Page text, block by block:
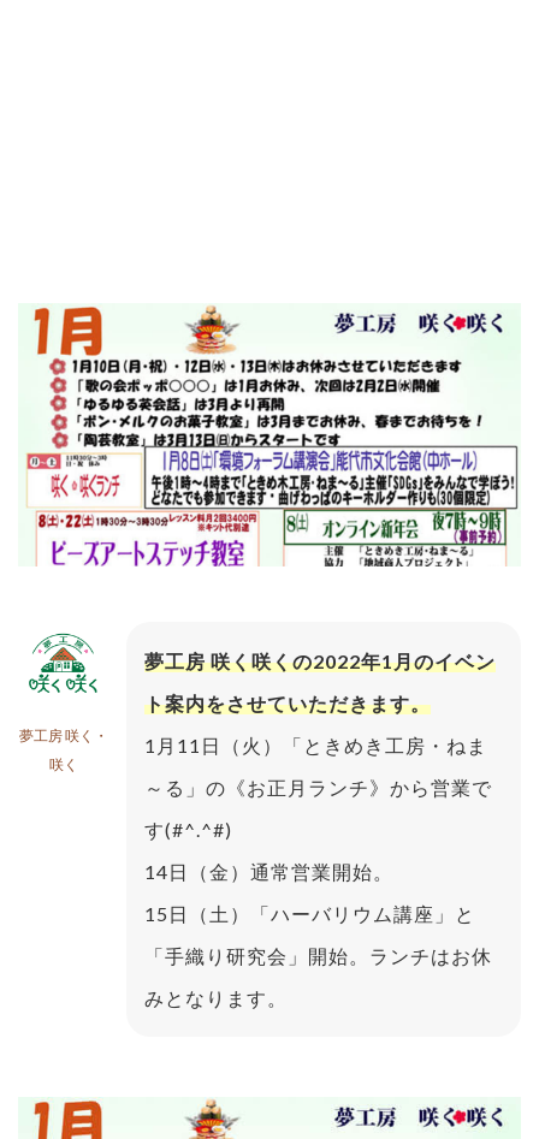
夢工房 咲く・
咲く
夢工房 咲く咲くの2022年1月のイベン
ト案内をさせていただきます。
1月11日（火）「ときめき工房・ねま
～る」の《お正月ランチ》から営業で
す(#^.^#)
14日（金）通常営業開始。
15日（土）「ハーバリウム講座」と
「手織り研究会」開始。ランチはお休
みとなります。